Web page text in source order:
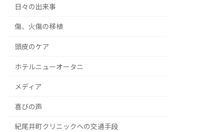
日々の出来事
傷、火傷の移植
頭皮のケア
ホテルニューオータニ
メディア
喜びの声
紀尾井町クリニックへの交通手段